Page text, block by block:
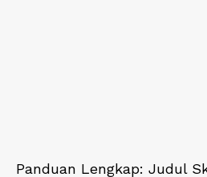
Panduan Lengkap: Judul